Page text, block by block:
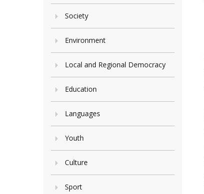
Society
Environment
Local and Regional Democracy
Education
Languages
Youth
Culture
Sport